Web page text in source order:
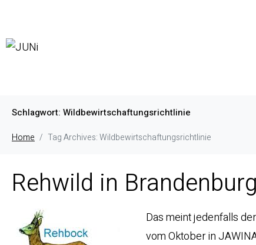
Schlagwort: Wildbewirtschaftungsrichtlinie
Home Tag Archives: Wildbewirtschaftungsrichtlinie
Rehwild in
Das meint jedenfalls
vom Oktober in